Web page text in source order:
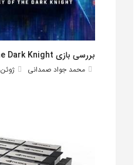
محمد جواد صمدانی ژوئن 16, 2026